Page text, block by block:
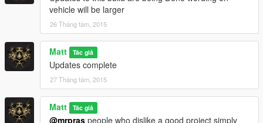
vehicle will be larger
26 Tháng tám, 2015
Matt Tác giả
Updates complete
27 Tháng tám, 2015
Matt Tác giả
@mrpras people who dislike a good project simply